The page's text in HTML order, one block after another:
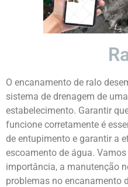
O encanamento de ralo
sistema de drenagem de
estabelecimento. Garantir
funcione corretamente é
de entupimento e garantir a
escoamento de água.
importância, a manutenção
problemas no encanamento